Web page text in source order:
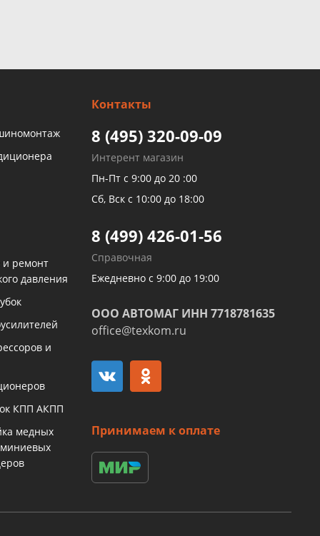
и ремонт
давления
и
КПП АКПП
медных
Контакты
8 (495) 320-09-09
Интерент магазин
Пн-Пт с 9:00 до 20 :00
Сб, Вск с 10:00 до 18:00
8 (499) 426-01-56
Справочная
Ежедневно с 9:00 до 19:00
ООО АВТОМАГ ИНН 7718781635
office@texkom.ru
Принимаем к оплате